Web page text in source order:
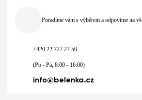
Poradíme vám s výběrem a odpovíme na
+420 22 727 27 50
(Po - Pá, 8:00 - 16:00)
info@belenka.cz